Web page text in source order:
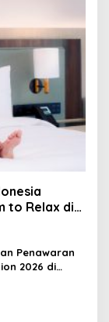
to Relax di
Penawaran
2026 di